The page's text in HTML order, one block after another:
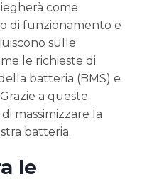
come
di funzionamento e
sulle
le richieste di
batteria (BMS) e
a queste
massimizzare la
batteria.
le